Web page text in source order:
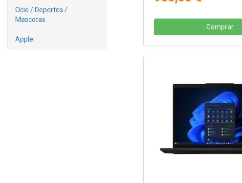
Ocio / Deportes /
Mascotas
Apple
Comprar